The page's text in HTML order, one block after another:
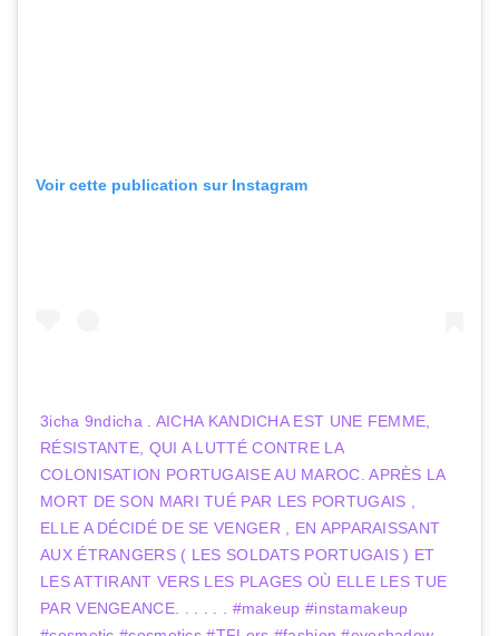
Voir cette publication sur Instagram
3icha 9ndicha . AICHA KANDICHA EST UNE FEMME,
RÉSISTANTE, QUI A LUTTÉ CONTRE LA
COLONISATION PORTUGAISE AU MAROC. APRÈS LA
MORT DE SON MARI TUÉ PAR LES PORTUGAIS ,
ELLE A DÉCIDÉ DE SE VENGER , EN APPARAISSANT
AUX ÉTRANGERS ( LES SOLDATS PORTUGAIS ) ET
LES ATTIRANT VERS LES PLAGES OÙ ELLE LES TUE
PAR VENGEANCE. . . . . . #makeup #instamakeup